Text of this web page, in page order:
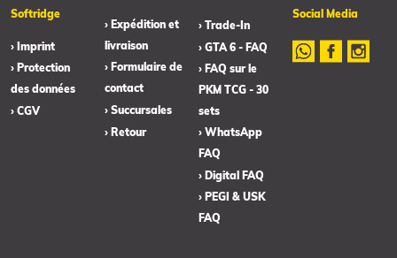
Softridge
› Imprint
› Protection
des données
› CGV
› Expédition et
livraison
› Formulaire de
contact
› Succursales
› Retour
› Trade-In
› GTA 6 - FAQ
› FAQ sur le
PKM TCG - 30
sets
› WhatsApp
FAQ
› Digital FAQ
› PEGI & USK
FAQ
Social Media